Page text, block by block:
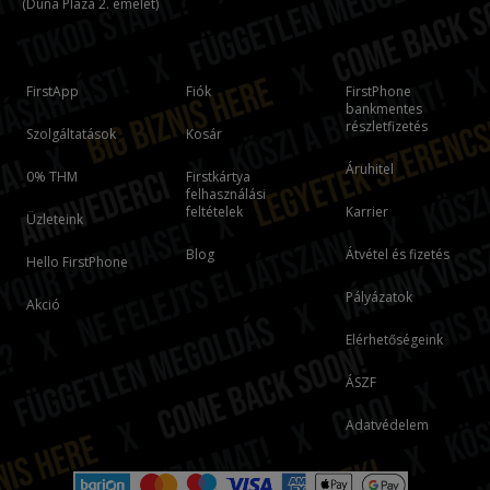
FirstApp
Szolgáltatások
0% THM
Üzleteink
Hello FirstPhone
Akció
Fiók
Kosár
Firstkártya
felhasználási
feltételek
Blog
FirstPhone
bankmentes
részletfizetés
Áruhitel
Karrier
Átvétel és fizetés
Pályázatok
Elérhetőségeink
ÁSZF
Adatvédelem